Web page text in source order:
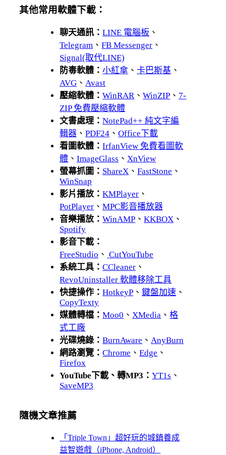
其他常用軟體下載：
聊天通訊：LINE 電腦板 、
Telegram 、FB Messenger 、
Signal(取代LINE)
防毒軟體：小紅傘 、卡巴斯基 、
AVG 、 Avast
壓縮軟體：WinRAR 、WinZIP 、 7-
ZIP 免費壓縮軟體
文書處理：NotePad++ 純文字編
輯器 、PDF24 、Office下載
看圖軟體：IrfanView 免費看圖軟
體 、ImageGlass 、 XnView
螢幕抓圖： ShareX 、FastStone 、
WinSnap
影片播放：KMPlayer 、
PotPlayer 、MPC影音播放器
音樂播放：WinAMP 、KKBOX 、
Spotify
影音下載：
FreeStudio 、 CutYouTube
系統工具：CCleaner 、
RevoUninstaller 軟體移除工具
快捷操作：HotkeyP 、鍵盤加速 、
CopyTexty
媒體轉檔：Moo0 、 XMedia 、格
式工廠
光碟燒錄：BurnAware 、 AnyBurn
網路瀏覽：Chrome 、Edge 、
Firefox
YouTube下載、轉MP3：YT1s 、
SaveMP3
隨機文章推薦
「Triple Town」超好玩的城鎮養成
益智遊戲（iPhone, Android）